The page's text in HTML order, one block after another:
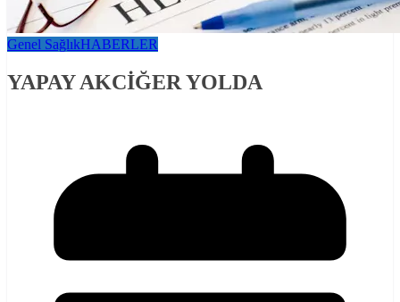
Genel SağlıkHABERLER
YAPAY AKCİĞER YOLDA